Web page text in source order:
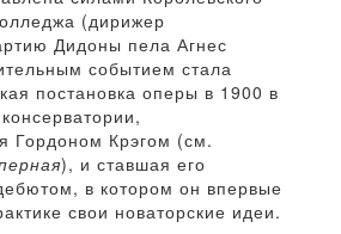
(дирижер
Дидоны пела Агнес
событием стала
постановка оперы в 1900 в
Гордоном Крэгом (см.
), и ставшая его
в котором он впервые
свои новаторские идеи.